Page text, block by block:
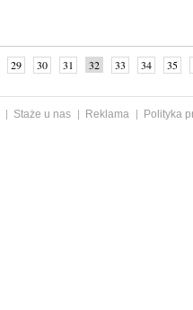
29 30 31 32 33 34 35
Staże u nas Reklama
Polityka